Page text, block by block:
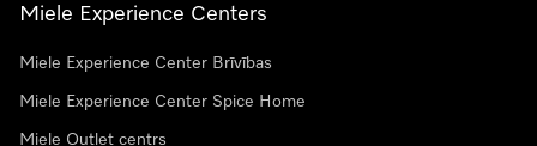
Miele Experience Centers
Miele Experience Center Brīvības
Miele Experience Center Spice Home
Miele Outlet centrs